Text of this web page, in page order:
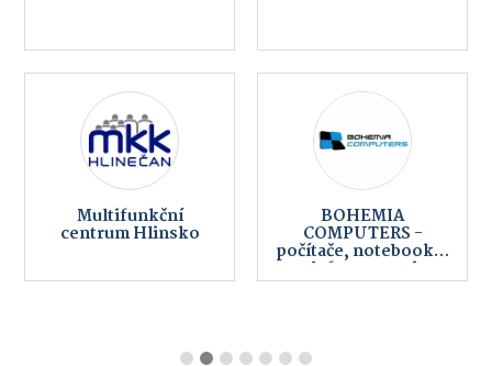
Multifunkční
centrum Hlinsko
BOHEMIA
COMPUTERS -
počítače, notebooky,
telefony, servis,
internet